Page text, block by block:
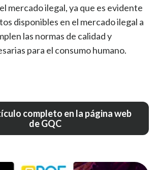
mercado ilegal, ya que es evidente
disponibles en el mercado ilegal a
las normas de calidad y
para el consumo humano.
completo en la página web
de GQC